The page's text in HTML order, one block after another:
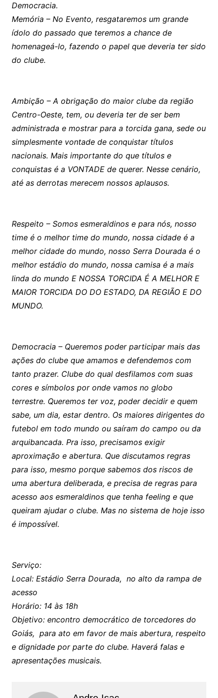
Democracia.
Memória – No Evento, resgataremos um grande
ídolo do passado que teremos a chance de
homenageá-lo, fazendo o papel que deveria ter sido
do clube.
Ambição – A obrigação do maior clube da região
Centro-Oeste, tem, ou deveria ter de ser bem
administrada e mostrar para a torcida gana, sede ou
simplesmente vontade de conquistar títulos
nacionais. Mais importante do que títulos e
conquistas é a VONTADE de querer. Nesse cenário,
até as derrotas merecem nossos aplausos.
Respeito – Somos esmeraldinos e para nós, nosso
time é o melhor time do mundo, nossa cidade é a
melhor cidade do mundo, nosso Serra Dourada é o
melhor estádio do mundo, nossa camisa é a mais
linda do mundo E NOSSA TORCIDA É A MELHOR E
MAIOR TORCIDA DO DO ESTADO, DA REGIÃO E DO
MUNDO.
Democracia – Queremos poder participar mais das
ações do clube que amamos e defendemos com
tanto prazer. Clube do qual desfilamos com suas
cores e símbolos por onde vamos no globo
terrestre. Queremos ter voz, poder decidir e quem
sabe, um dia, estar dentro. Os maiores dirigentes do
futebol em todo mundo ou saíram do campo ou da
arquibancada. Pra isso, precisamos exigir
aproximação e abertura. Que discutamos regras
para isso, mesmo porque sabemos dos riscos de
uma abertura deliberada, e precisa de regras para
acesso aos esmeraldinos que tenha feeling e que
queiram ajudar o clube. Mas no sistema de hoje isso
é impossível.
Serviço:
Local: Estádio Serra Dourada, no alto da rampa de
acesso
Horário: 14 às 18h
Objetivo: encontro democrático de torcedores do
Goiás, para ato em favor de mais abertura, respeito
e dignidade por parte do clube. Haverá falas e
apresentações musicais.